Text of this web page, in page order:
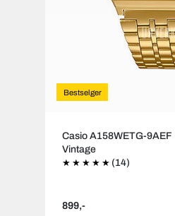
Bestselger
Casio A158WETG-9AEF
Vintage
(14)
899,-